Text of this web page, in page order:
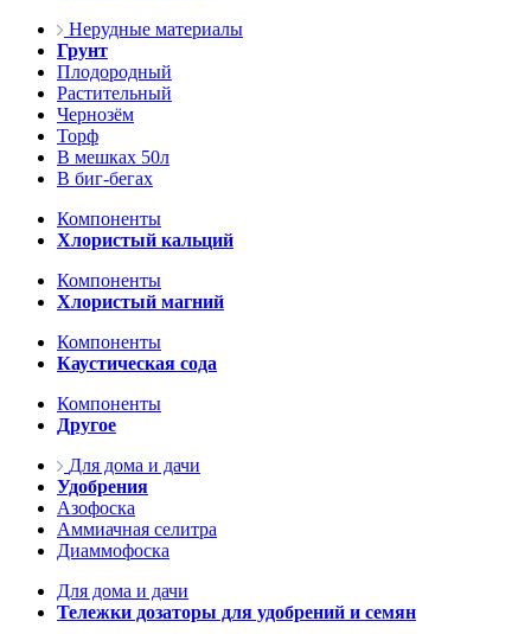
Нерудные материалы
Грунт
Плодородный
Растительный
Чернозём
Торф
В мешках 50л
В биг-бегах
Компоненты
Хлористый кальций
Компоненты
Хлористый магний
Компоненты
Каустическая сода
Компоненты
Другое
Для дома и дачи
Удобрения
Азофоска
Аммиачная селитра
Диаммофоска
Для дома и дачи
Тележки дозаторы для удобрений и семян